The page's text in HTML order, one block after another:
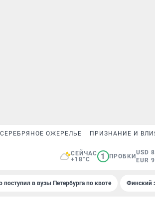
СЕРЕБРЯНОЕ ОЖЕРЕЛЬЕ ПРИЗНАНИЕ И
СЕЙЧАС
+18°C
1 ПРОБКИ
USD
EUR
поступил в вузы Петербурга по квоте Финский